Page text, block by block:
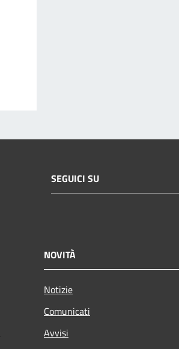
SEGUICI SU
NOVITÀ
Notizie
Comunicati
Avvisi